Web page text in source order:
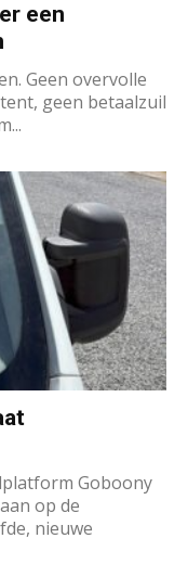
een
Geen overvolle
geen betaalzuil
Goboony
op de
nieuwe